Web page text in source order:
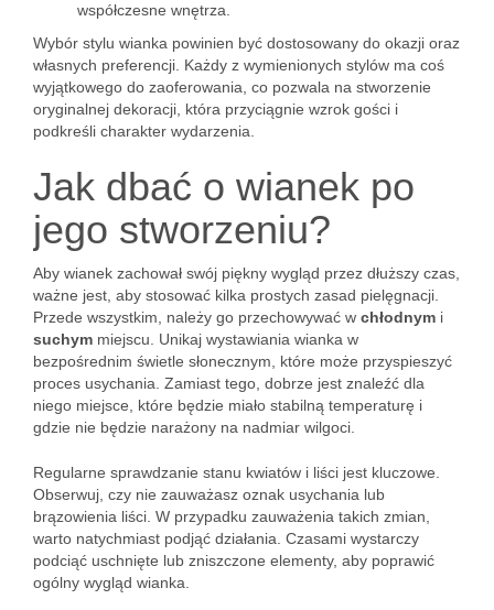
współczesne wnętrza.
Wybór stylu wianka powinien być dostosowany do okazji oraz
własnych preferencji. Każdy z wymienionych stylów ma coś
wyjątkowego do zaoferowania, co pozwala na stworzenie
oryginalnej dekoracji, która przyciągnie wzrok gości i
podkreśli charakter wydarzenia.
Jak dbać o wianek po
jego stworzeniu?
Aby wianek zachował swój piękny wygląd przez dłuższy czas,
ważne jest, aby stosować kilka prostych zasad pielęgnacji.
Przede wszystkim, należy go przechowywać w chłodnym i
suchym miejscu. Unikaj wystawiania wianka w
bezpośrednim świetle słonecznym, które może przyspieszyć
proces usychania. Zamiast tego, dobrze jest znaleźć dla
niego miejsce, które będzie miało stabilną temperaturę i
gdzie nie będzie narażony na nadmiar wilgoci.
Regularne sprawdzanie stanu kwiatów i liści jest kluczowe.
Obserwuj, czy nie zauważasz oznak usychania lub
brązowienia liści. W przypadku zauważenia takich zmian,
warto natychmiast podjąć działania. Czasami wystarczy
podciąć uschnięte lub zniszczone elementy, aby poprawić
ogólny wygląd wianka.